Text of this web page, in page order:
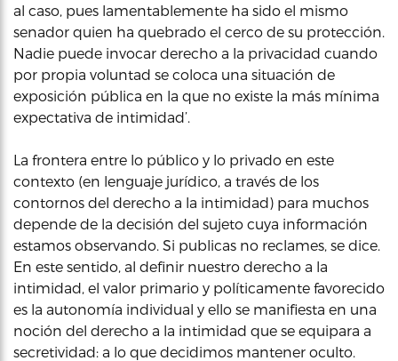
al caso, pues lamentablemente ha sido el mismo
senador quien ha quebrado el cerco de su protección.
Nadie puede invocar derecho a la privacidad cuando
por propia voluntad se coloca una situación de
exposición pública en la que no existe la más mínima
expectativa de intimidad’.
La frontera entre lo público y lo privado en este
contexto (en lenguaje jurídico, a través de los
contornos del derecho a la intimidad) para muchos
depende de la decisión del sujeto cuya información
estamos observando. Si publicas no reclames, se dice.
En este sentido, al definir nuestro derecho a la
intimidad, el valor primario y políticamente favorecido
es la autonomía individual y ello se manifiesta en una
noción del derecho a la intimidad que se equipara a
secretividad: a lo que decidimos mantener oculto.